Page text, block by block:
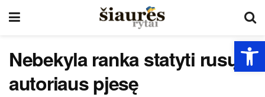
Nebekyla ranka statyti rusų
autoriaus pjesę